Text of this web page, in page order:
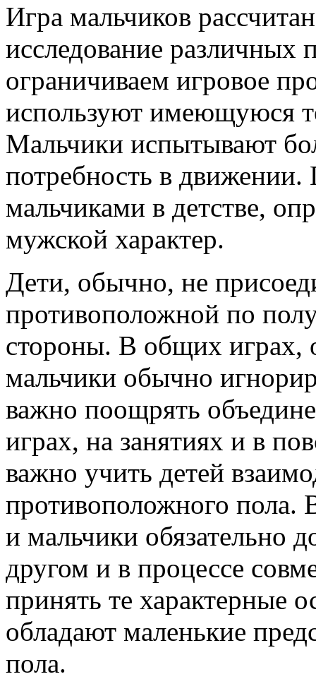
Игра мальчиков
исследование различных
ограничиваем игровое
используют имеющуюся
Мальчики испытывают
потребность в
мальчиками в детстве,
мужской характер.
Дети, обычно, не
противоположной по
стороны. В общих играх,
мальчики обычно
важно поощрять
играх, на занятиях и в
важно учить детей
противоположного пола.
и мальчики обязательно
другом и в процессе
принять те характерные
обладают маленькие
пола.